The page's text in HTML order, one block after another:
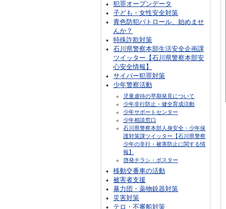
犯罪オープンデータ
子ども・女性安全対策
青色防犯パトロール、始めませ
んか？
特殊詐欺対策
石川県警察本部生活安全企画課
ツイッター【石川県警察本部安
心安全情報】
サイバー犯罪対策
少年警察活動
児童虐待の早期発見について
少年非行防止・健全育成活動
少年サポートセンター
少年相談窓口
石川県警察本部人身安全・少年保
護対策課ツイッター【石川県警察
少年の非行・被害防止に関する情
報】
啓発チラシ・ポスター
移動交番車の活動
被害者支援
暴力団・薬物銃器対策
災害対策
テロ・不審船対策